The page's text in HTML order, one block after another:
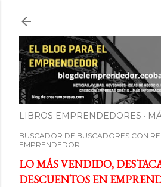
LIBROS EMPRENDEDORES
BUSCADOR DE BUSCADORES CON
EMPRENDEDOR:
LO MÁS VENDIDO,
DESCUENTOS EN